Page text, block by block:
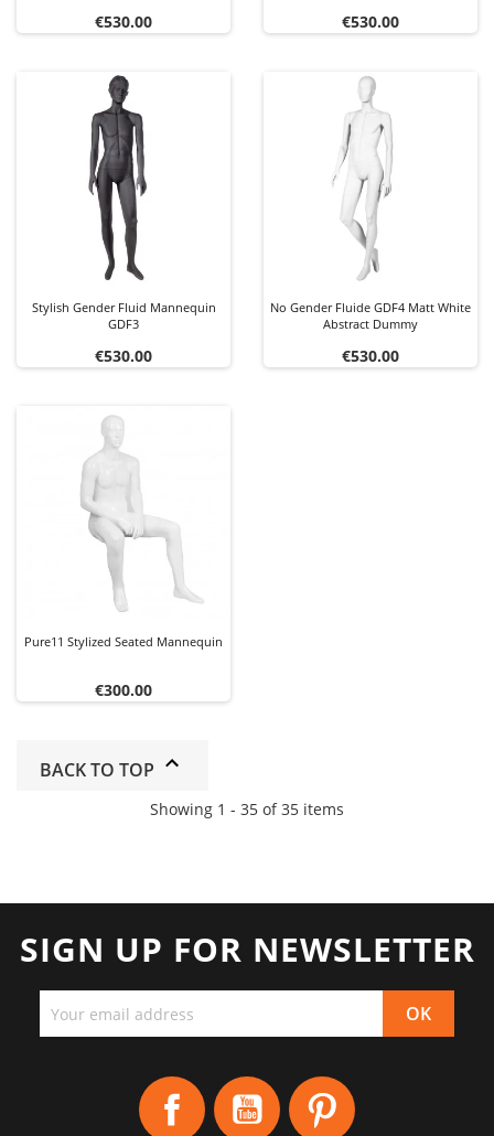
Price
€530.00 Price
€530.00
Stylish Gender Fluid Mannequin
GDF3
Price
€530.00
No Gender Fluide GDF4 Matt White
Abstract Dummy
Price
€530.00
Pure11 Stylized Seated Mannequin
Price
€300.00
BACK TO TOP
Showing 1 - 35 of 35 items
SIGN UP FOR NEWSLETTER
Facebook YouTube